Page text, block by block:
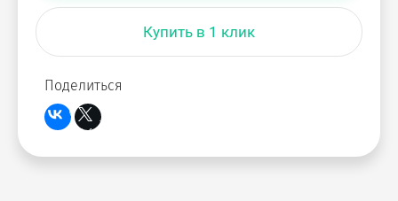
Купить в 1 клик
Поделиться